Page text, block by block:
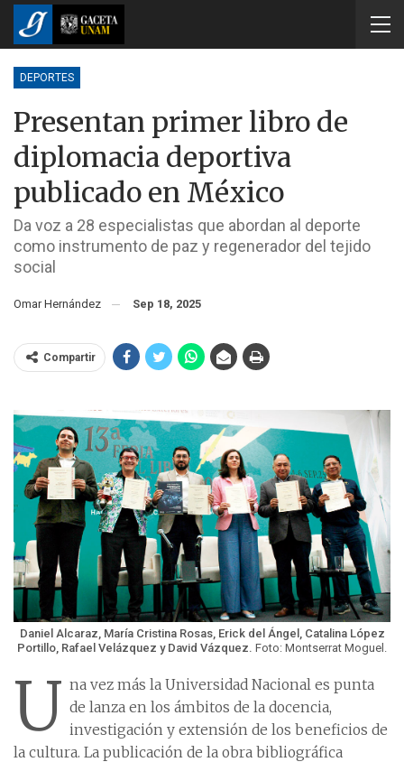
DEPORTES
Presentan primer libro de
diplomacia deportiva
publicado en México
Da voz a 28 especialistas que abordan al deporte
como instrumento de paz y regenerador del tejido
social
Omar Hernández Sep 18, 2025
Compartir
Daniel Alcaraz, María Cristina Rosas, Erick del Ángel, Catalina López
Portillo, Rafael Velázquez y David Vázquez. Foto: Montserrat Moguel.
U na vez más la Universidad Nacional es punta
de lanza en los ámbitos de la docencia,
investigación y extensión de los beneficios de
la cultura. La publicación de la obra bibliográfica